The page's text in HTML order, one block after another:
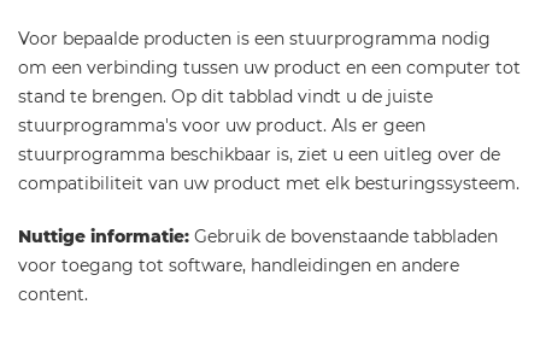
Voor bepaalde producten is een stuurprogramma nodig
om een verbinding tussen uw product en een computer tot
stand te brengen. Op dit tabblad vindt u de juiste
stuurprogramma's voor uw product. Als er geen
stuurprogramma beschikbaar is, ziet u een uitleg over de
compatibiliteit van uw product met elk besturingssysteem.
Nuttige informatie: Gebruik de bovenstaande tabbladen
voor toegang tot software, handleidingen en andere
content.